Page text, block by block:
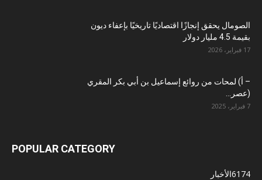
الصومال يحقق إنجازًا اقتصاديًا تاريخيًا بإعفاء ديون
بقيمة 4.5 مليار دولار
17 فبراير، 2026
– أ) لمحات من روائع إسماعيل بن أبي بكر المقري
(عصر...
7 فبراير، 2025
POPULAR CATEGORY
الأخبار6174